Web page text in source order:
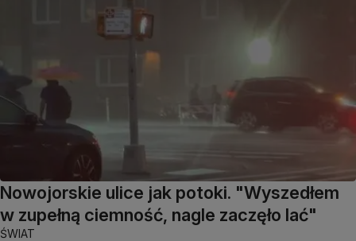
Nowojorskie ulice jak potoki. "Wyszedłem
w zupełną ciemność, nagle zaczęło lać"
ŚWIAT